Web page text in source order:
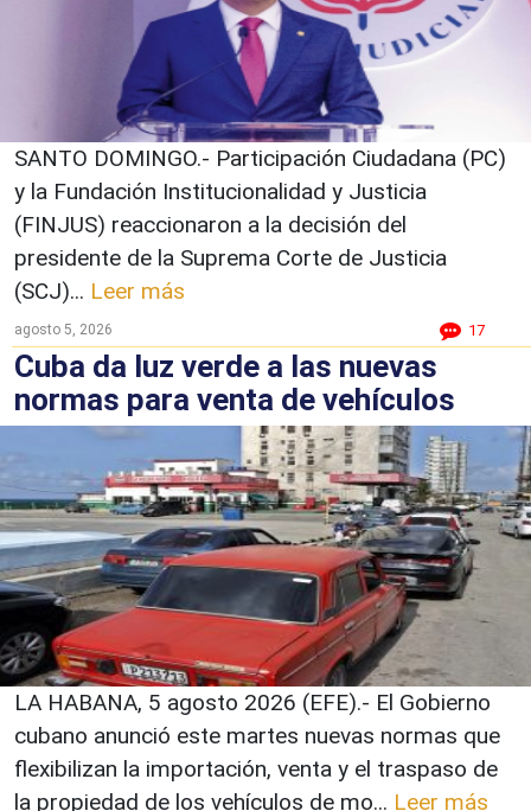
SANTO DOMINGO.- Participación Ciudadana (PC)
y la Fundación Institucionalidad y Justicia
(FINJUS) reaccionaron a la decisión del
presidente de la Suprema Corte de Justicia
(SCJ)... Leer más
agosto 5, 2026 17
Cuba da luz verde a las nuevas
normas para venta de vehículos
LA HABANA, 5 agosto 2026 (EFE).- El Gobierno
cubano anunció este martes nuevas normas que
flexibilizan la importación, venta y el traspaso de
la propiedad de los vehículos de mo... Leer más